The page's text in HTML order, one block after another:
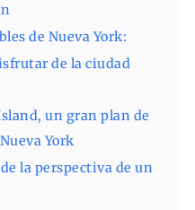
de Nueva York:
de la ciudad
un gran plan de
York
la perspectiva de un